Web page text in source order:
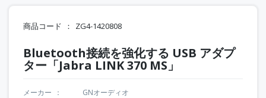
商品コード ZG4-1420808
Bluetooth接続を強化する USB アダプ
ター「Jabra LINK 370 MS」
メーカー
GNオーディオ